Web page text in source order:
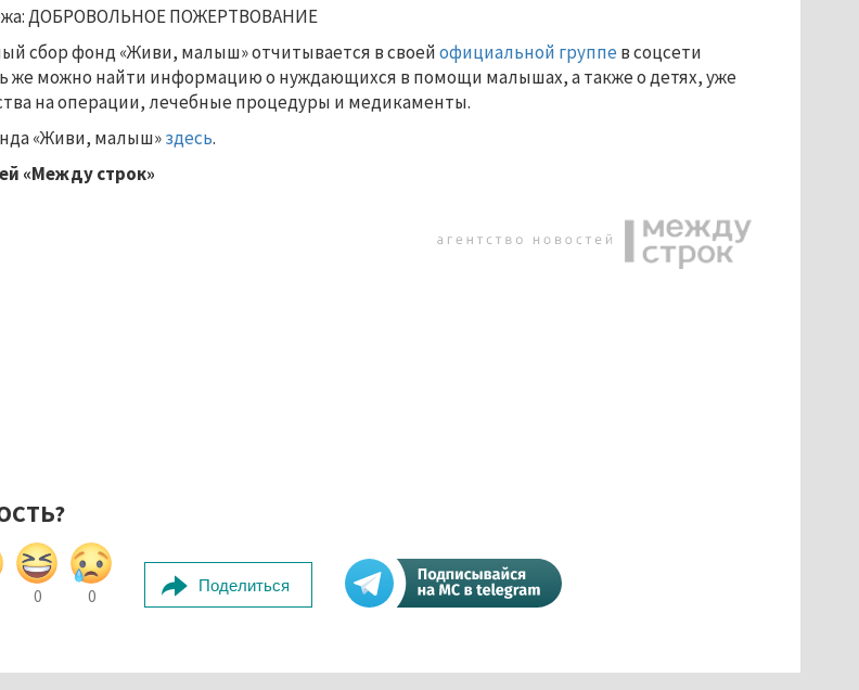
ДОБРОВОЛЬНОЕ ПОЖЕРТВОВАНИЕ
сбор фонд «Живи, малыш» отчитывается в своейофициальной группе в соцсети
же можно найти информацию о нуждающихся в помощи малышах, а также о детях, уже
на операции, лечебные процедуры и медикаменты.
«Живи, малыш»здесь.
«Между строк»
0 0
Поделиться